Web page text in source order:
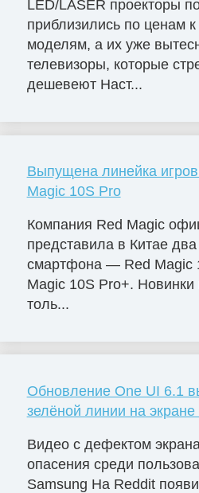
LED/LASER проекторы
приблизились по ценам
моделям, а их уже
телевизоры, которые
дешевеют Наст...
Выпущена линейка
Magic 10S Pro
Компания Red Magic
представила в Китае
смартфона — Red Magic
Magic 10S Pro+. Новинки
толь...
Обновление One UI 6.1
зелёной линии на
Видео с дефектом
опасения среди
Samsung На Reddit